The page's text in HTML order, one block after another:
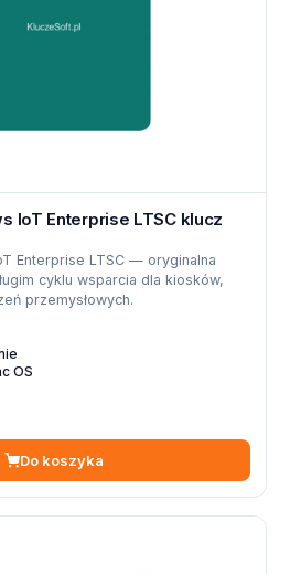
IoT Enterprise LTSC klucz
Enterprise LTSC — oryginalna
cyklu wsparcia dla kiosków,
przemysłowych.
OS
Do koszyka